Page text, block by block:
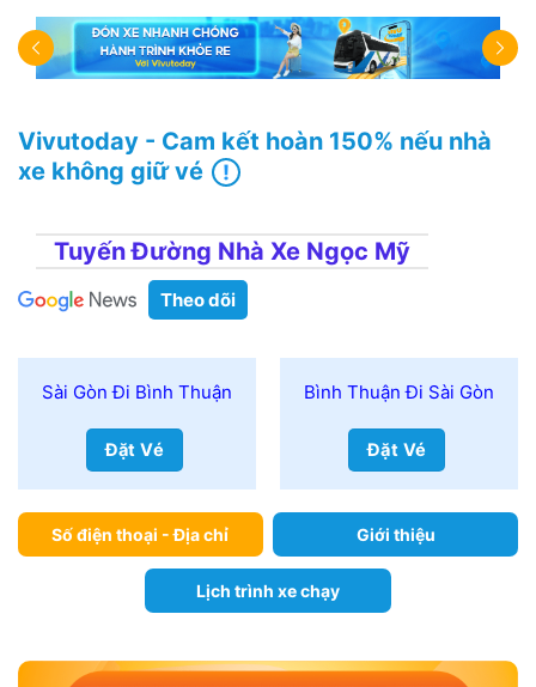
Vivutoday - Cam kết hoàn 150% nếu nhà
xe không giữ vé
Tuyến Đường Nhà Xe Ngọc Mỹ
Theo dõi
Sài Gòn Đi Bình Thuận
Đặt Vé
Bình Thuận Đi Sài Gòn
Đặt Vé
Số điện thoại - Địa chỉ Giới thiệu
Lịch trình xe chạy